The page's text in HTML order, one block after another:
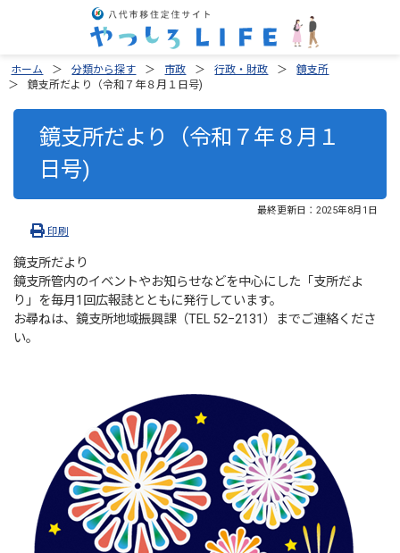
ホーム 分類から探す 市政 行政・財政
鏡支所
鏡支所だより（令和７年８月１日号)
鏡支所だより（令和７年８月１
日号)
最終更新日： 2025年8月1日
印刷
鏡支所だより
鏡支所管内のイベントやお知らせなどを中心にした「支所だよ
り」を毎月1回広報誌とともに発行しています。
お尋ねは、鏡支所地域振興課（TEL 52−2131）までご連絡くださ
い。